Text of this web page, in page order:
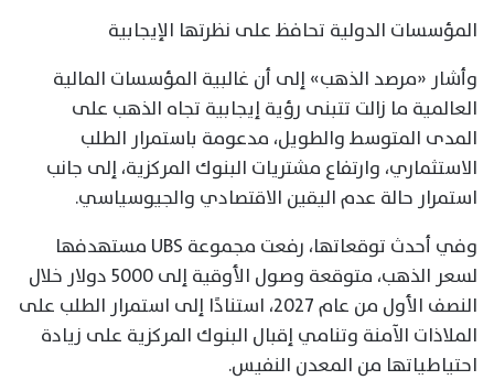
المؤسسات الدولية تحافظ على نظرتها الإيجابية
وأشار «مرصد الذهب» إلى أن غالبية المؤسسات المالية
العالمية ما زالت تتبنى رؤية إيجابية تجاه الذهب على
المدى المتوسط والطويل، مدعومة باستمرار الطلب
الاستثماري، وارتفاع مشتريات البنوك المركزية، إلى جانب
استمرار حالة عدم اليقين الاقتصادي والجيوسياسي.
وفي أحدث توقعاتها، رفعت مجموعة UBS مستهدفها
لسعر الذهب، متوقعة وصول الأوقية إلى 5000 دولار خلال
النصف الأول من عام 2027، استنادًا إلى استمرار الطلب على
الملاذات الآمنة وتنامي إقبال البنوك المركزية على زيادة
احتياطياتها من المعدن النفيس.